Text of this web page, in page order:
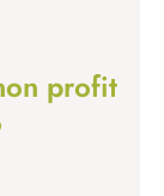
profit